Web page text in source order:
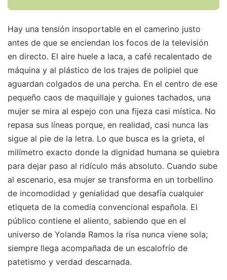
Hay una tensión insoportable en el camerino justo
antes de que se enciendan los focos de la televisión
en directo. El aire huele a laca, a café recalentado de
máquina y al plástico de los trajes de polipiel que
aguardan colgados de una percha. En el centro de ese
pequeño caos de maquillaje y guiones tachados, una
mujer se mira al espejo con una fijeza casi mística. No
repasa sus líneas porque, en realidad, casi nunca las
sigue al pie de la letra. Lo que busca es la grieta, el
milímetro exacto donde la dignidad humana se quiebra
para dejar paso al ridículo más absoluto. Cuando sube
al escenario, esa mujer se transforma en un torbellino
de incomodidad y genialidad que desafía cualquier
etiqueta de la comedia convencional española. El
público contiene el aliento, sabiendo que en el
universo de Yolanda Ramos la risa nunca viene sola;
siempre llega acompañada de un escalofrío de
patetismo y verdad descarnada.